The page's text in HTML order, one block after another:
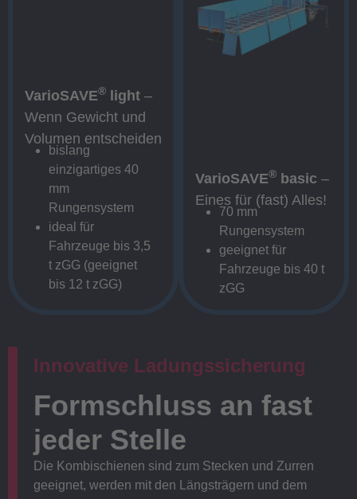
VarioSAVE® light –
Wenn Gewicht und
Volumen entscheiden
bislang
einzigartiges 40
mm
Rungensystem
ideal für
Fahrzeuge bis 3,5
t zGG (geeignet
bis 12 t zGG)
VarioSAVE® basic –
Eines für (fast) Alles!
70 mm
Rungensystem
geeignet für
Fahrzeuge bis 40 t
zGG
Innovative Ladungssicherung
Formschluss an fast
jeder Stelle
Die Kombischienen sind zum Stecken und Zurren
geeignet, werden mit den Längsträgern und dem